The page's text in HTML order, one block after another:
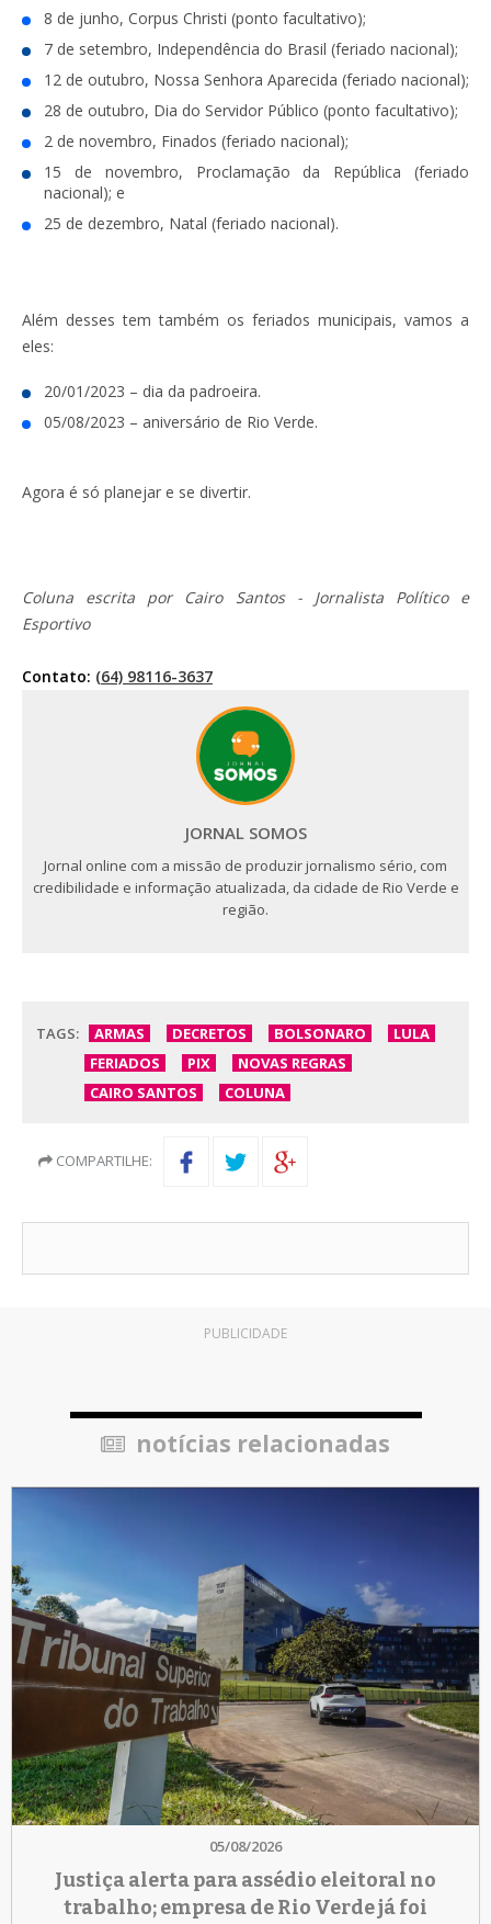
8 de junho, Corpus Christi (ponto facultativo);
7 de setembro, Independência do Brasil (feriado nacional);
12 de outubro, Nossa Senhora Aparecida (feriado nacional);
28 de outubro, Dia do Servidor Público (ponto facultativo);
2 de novembro, Finados (feriado nacional);
15 de novembro, Proclamação da República (feriado
nacional); e
25 de dezembro, Natal (feriado nacional).
Além desses tem também os feriados municipais, vamos a
eles:
20/01/2023 – dia da padroeira.
05/08/2023 – aniversário de Rio Verde.
Agora é só planejar e se divertir.
Coluna escrita por Cairo Santos - Jornalista Político e
Esportivo
Contato: (64) 98116-3637
JORNAL SOMOS
Jornal online com a missão de produzir jornalismo sério, com
credibilidade e informação atualizada, da cidade de Rio Verde e
região.
TAGS: ARMAS DECRETOS BOLSONARO
LULA
FERIADOS
PIX
NOVAS REGRAS
CAIRO SANTOS
COLUNA
COMPARTILHE:
PUBLICIDADE
notícias relacionadas
05/08/2026
Justiça alerta para assédio eleitoral no
trabalho; empresa de Rio Verde já foi